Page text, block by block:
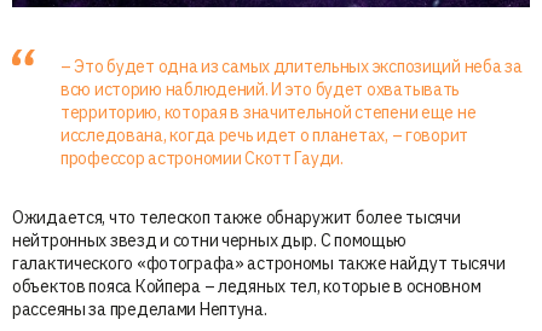
– Это будет одна из самых длительных экспозиций неба за
всю историю наблюдений. И это будет охватывать
территорию, которая в значительной степени еще не
исследована, когда речь идет о планетах, – говорит
профессор астрономии Скотт Гауди.
Ожидается, что телескоп также обнаружит более тысячи
нейтронных звезд и сотни черных дыр. С помощью
галактического «фотографа» астрономы также найдут тысячи
объектов пояса Койпера – ледяных тел, которые в основном
рассеяны за пределами Нептуна.